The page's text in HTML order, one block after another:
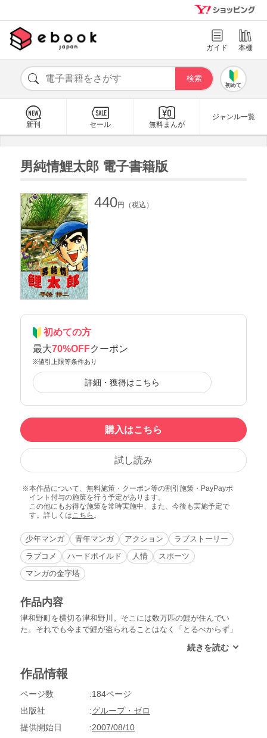
ガイド 本棚
初めて
新刊 セール 無料まんが
ジャンル一覧
男純情鯉太郎 電子書籍版
440円（税込）
初めての方
最大70%OFFクーポン
※値引上限等条件あり
詳細・獲得はこちら
購入はこちら
試し読み
本作品について、無料施策・クーポン等の割引施策・PayPayポ
イント付与の施策を行う予定があります。
この他にもお得な施策を常時実施中、また、今後も実施予定で
す。詳しくはこちら 。
少年マンガ 青年マンガ アクション
ラブストーリー
ラブコメ
ハードボイルド 人情
スポーツ
マンガの金字塔
作品内容
津和野町を横切る津和野川。そこには数万匹の鯉が住んでい
た。それでも今まで鯉が盗られることはなく「とるべからず」
あう町だ。そこに二人の鯉泥棒が現れた！それを退治せんと登
いつも楽しく過ごしていた。しかし、幼なじみのあゆみは最近
作品情報
ページ数
184ページ
出版社
グループ・ゼロ
提供開始日
2007/08/10